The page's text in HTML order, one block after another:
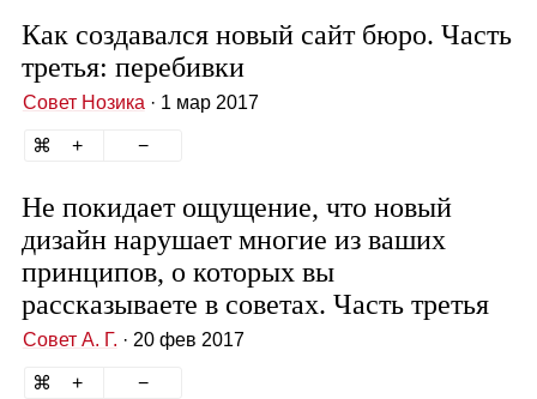
Как создавался новый сайт бюро. Часть
третья: перебивки
Совет Нозика · 1 мар 2017
Не покидает ощущение, что новый
дизайн нарушает многие из ваших
принципов, о которых вы
рассказываете в советах. Часть третья
Совет А. Г. · 20 фев 2017